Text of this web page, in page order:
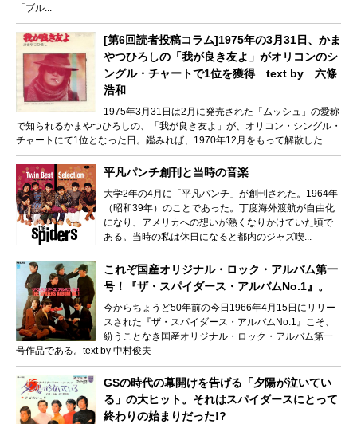
「ブル...
[第6回読者投稿コラム]1975年の3月31日、かま
やつひろしの「我が良き友よ」がオリコンのシ
ングル・チャートで1位を獲得 text by 六條
浩和
1975年3月31日は2月に発売された「ムッシュ」の愛称
で知られるかまやつひろしの、「我が良き友よ」が、オリコン・シングル・
チャートにて1位となった日。鑑みれば、1970年12月をもって解散した...
平凡パンチ創刊と当時の音楽
大学2年の4月に「平凡パンチ」が創刊された。1964年
（昭和39年）のことであった。丁度海外渡航が自由化
になり、アメリカへの想いが熱くなりかけていた頃で
ある。当時の私は休日になると都内のジャズ喫...
これぞ国産オリジナル・ロック・アルバム第一
号！『ザ・スパイダース・アルバムNo.1』。
今からちょうど50年前の今日1966年4月15日にリリー
スされた『ザ・スパイダース・アルバムNo.1』こそ、
紛うことなき国産オリジナル・ロック・アルバム第一
号作品である。text by 中村俊夫
GSの時代の幕開けを告げる「夕陽が泣いてい
る」の大ヒット。それはスパイダースにとって
終わりの始まりだった!?